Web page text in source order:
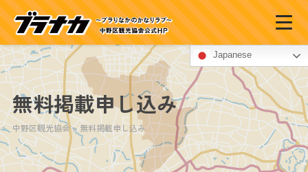
Japanese
無料掲載申し込み
中野区観光協会>無料掲載申し込み